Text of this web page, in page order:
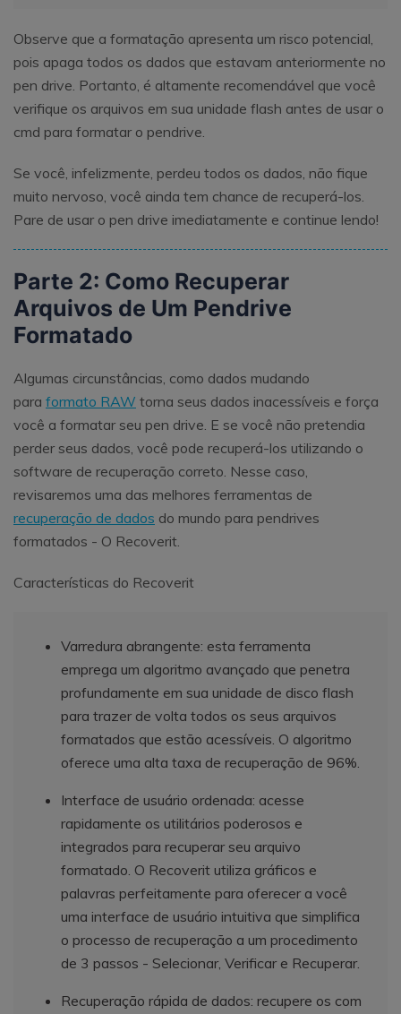
Observe que a formatação apresenta um risco potencial,
pois apaga todos os dados que estavam anteriormente no
pen drive. Portanto, é altamente recomendável que você
verifique os arquivos em sua unidade flash antes de usar o
cmd para formatar o pendrive.
Se você, infelizmente, perdeu todos os dados, não fique
muito nervoso, você ainda tem chance de recuperá-los.
Pare de usar o pen drive imediatamente e continue lendo!
Parte 2: Como Recuperar
Arquivos de Um Pendrive
Formatado
Algumas circunstâncias, como dados mudando
para formato RAW torna seus dados inacessíveis e força
você a formatar seu pen drive. E se você não pretendia
perder seus dados, você pode recuperá-los utilizando o
software de recuperação correto. Nesse caso,
revisaremos uma das melhores ferramentas de
recuperação de dados do mundo para pendrives
formatados - O Recoverit.
Características do Recoverit
Varredura abrangente: esta ferramenta
emprega um algoritmo avançado que penetra
profundamente em sua unidade de disco flash
para trazer de volta todos os seus arquivos
formatados que estão acessíveis. O algoritmo
oferece uma alta taxa de recuperação de 96%.
Interface de usuário ordenada: acesse
rapidamente os utilitários poderosos e
integrados para recuperar seu arquivo
formatado. O Recoverit utiliza gráficos e
palavras perfeitamente para oferecer a você
uma interface de usuário intuitiva que simplifica
o processo de recuperação a um procedimento
de 3 passos - Selecionar, Verificar e Recuperar.
Recuperação rápida de dados: recupere os com